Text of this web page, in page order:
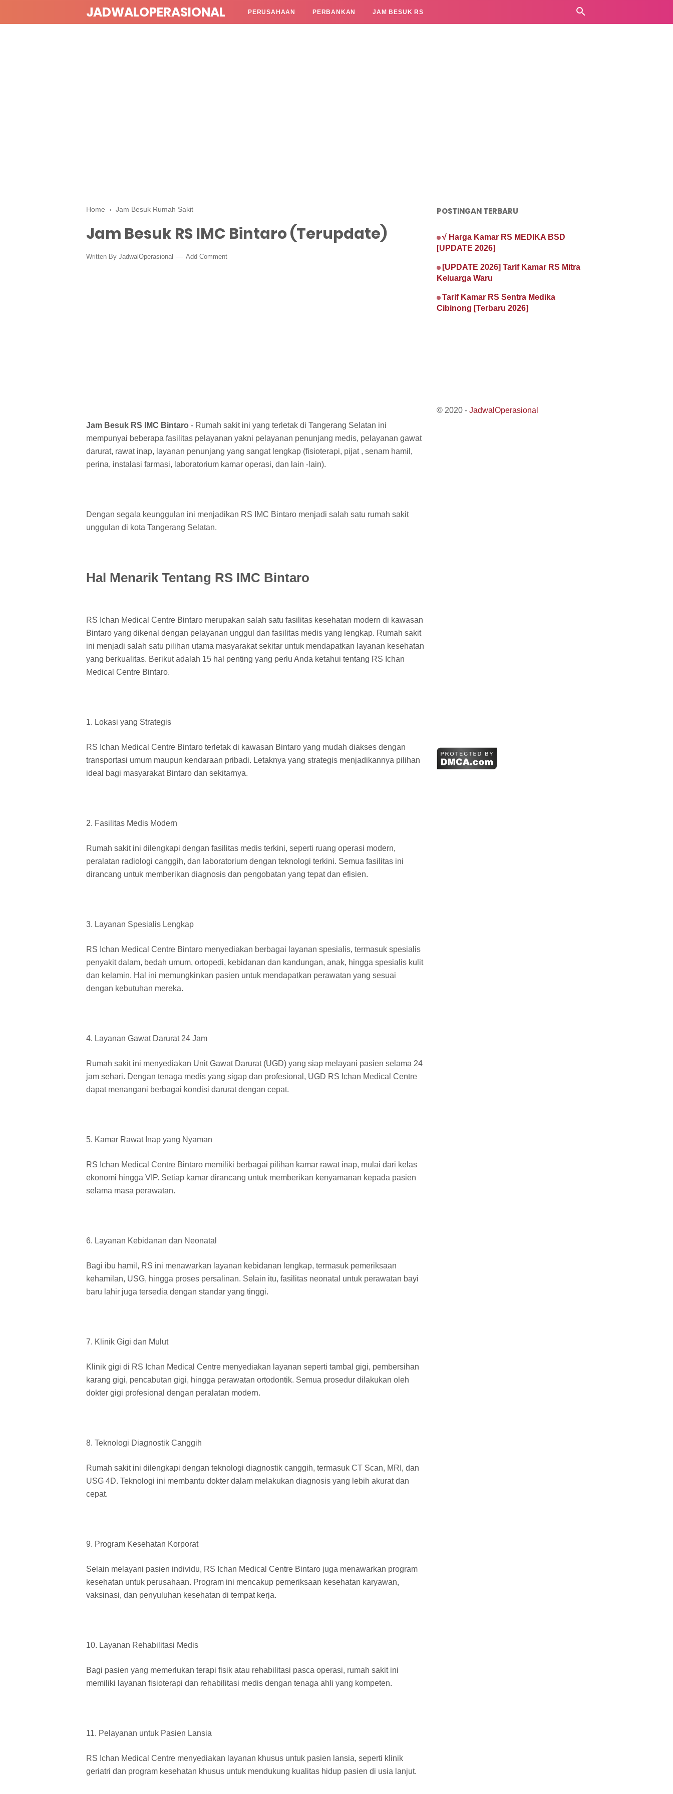
JADWALOPERASIONAL PERUSAHAAN PERBANKAN JAM BESUK RS
Home › Jam Besuk Rumah Sakit
Jam Besuk RS IMC Bintaro (Terupdate)
Written By JadwalOperasional Add Comment
Jam Besuk RS IMC Bintaro - Rumah sakit ini yang terletak di Tangerang Selatan ini
mempunyai beberapa fasilitas pelayanan yakni pelayanan penunjang medis, pelayanan gawat
darurat, rawat inap, layanan penunjang yang sangat lengkap (fisioterapi, pijat , senam hamil,
perina, instalasi farmasi, laboratorium kamar operasi, dan lain -lain).
Dengan segala keunggulan ini menjadikan RS IMC Bintaro menjadi salah satu rumah sakit
unggulan di kota Tangerang Selatan.
Hal Menarik Tentang RS IMC Bintaro
RS Ichan Medical Centre Bintaro merupakan salah satu fasilitas kesehatan modern di kawasan
Bintaro yang dikenal dengan pelayanan unggul dan fasilitas medis yang lengkap. Rumah sakit
ini menjadi salah satu pilihan utama masyarakat sekitar untuk mendapatkan layanan kesehatan
yang berkualitas. Berikut adalah 15 hal penting yang perlu Anda ketahui tentang RS Ichan
Medical Centre Bintaro.
1. Lokasi yang Strategis
RS Ichan Medical Centre Bintaro terletak di kawasan Bintaro yang mudah diakses dengan
transportasi umum maupun kendaraan pribadi. Letaknya yang strategis menjadikannya pilihan
ideal bagi masyarakat Bintaro dan sekitarnya.
2. Fasilitas Medis Modern
Rumah sakit ini dilengkapi dengan fasilitas medis terkini, seperti ruang operasi modern,
peralatan radiologi canggih, dan laboratorium dengan teknologi terkini. Semua fasilitas ini
dirancang untuk memberikan diagnosis dan pengobatan yang tepat dan efisien.
3. Layanan Spesialis Lengkap
RS Ichan Medical Centre Bintaro menyediakan berbagai layanan spesialis, termasuk spesialis
penyakit dalam, bedah umum, ortopedi, kebidanan dan kandungan, anak, hingga spesialis kulit
dan kelamin. Hal ini memungkinkan pasien untuk mendapatkan perawatan yang sesuai
dengan kebutuhan mereka.
4. Layanan Gawat Darurat 24 Jam
Rumah sakit ini menyediakan Unit Gawat Darurat (UGD) yang siap melayani pasien selama 24
jam sehari. Dengan tenaga medis yang sigap dan profesional, UGD RS Ichan Medical Centre
dapat menangani berbagai kondisi darurat dengan cepat.
5. Kamar Rawat Inap yang Nyaman
RS Ichan Medical Centre Bintaro memiliki berbagai pilihan kamar rawat inap, mulai dari kelas
ekonomi hingga VIP. Setiap kamar dirancang untuk memberikan kenyamanan kepada pasien
selama masa perawatan.
6. Layanan Kebidanan dan Neonatal
Bagi ibu hamil, RS ini menawarkan layanan kebidanan lengkap, termasuk pemeriksaan
kehamilan, USG, hingga proses persalinan. Selain itu, fasilitas neonatal untuk perawatan bayi
baru lahir juga tersedia dengan standar yang tinggi.
7. Klinik Gigi dan Mulut
Klinik gigi di RS Ichan Medical Centre menyediakan layanan seperti tambal gigi, pembersihan
karang gigi, pencabutan gigi, hingga perawatan ortodontik. Semua prosedur dilakukan oleh
dokter gigi profesional dengan peralatan modern.
8. Teknologi Diagnostik Canggih
Rumah sakit ini dilengkapi dengan teknologi diagnostik canggih, termasuk CT Scan, MRI, dan
USG 4D. Teknologi ini membantu dokter dalam melakukan diagnosis yang lebih akurat dan
cepat.
9. Program Kesehatan Korporat
Selain melayani pasien individu, RS Ichan Medical Centre Bintaro juga menawarkan program
kesehatan untuk perusahaan. Program ini mencakup pemeriksaan kesehatan karyawan,
vaksinasi, dan penyuluhan kesehatan di tempat kerja.
10. Layanan Rehabilitasi Medis
Bagi pasien yang memerlukan terapi fisik atau rehabilitasi pasca operasi, rumah sakit ini
memiliki layanan fisioterapi dan rehabilitasi medis dengan tenaga ahli yang kompeten.
11. Pelayanan untuk Pasien Lansia
RS Ichan Medical Centre menyediakan layanan khusus untuk pasien lansia, seperti klinik
geriatri dan program kesehatan khusus untuk mendukung kualitas hidup pasien di usia lanjut.
POSTINGAN TERBARU
√ Harga Kamar RS MEDIKA BSD
[UPDATE 2026]
[UPDATE 2026] Tarif Kamar RS Mitra
Keluarga Waru
Tarif Kamar RS Sentra Medika
Cibinong [Terbaru 2026]
© 2020 - JadwalOperasional